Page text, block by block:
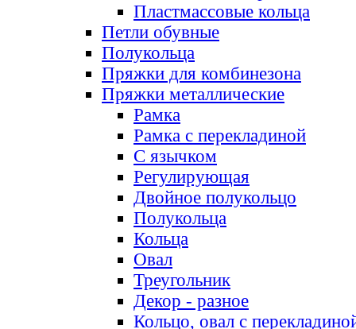
Пластмассовые кольца
Петли обувные
Полукольца
Пряжки для комбинезона
Пряжки металлические
Рамка
Рамка с перекладиной
С язычком
Регулирующая
Двойное полукольцо
Полукольца
Кольца
Овал
Треугольник
Декор - разное
Кольцо, овал с